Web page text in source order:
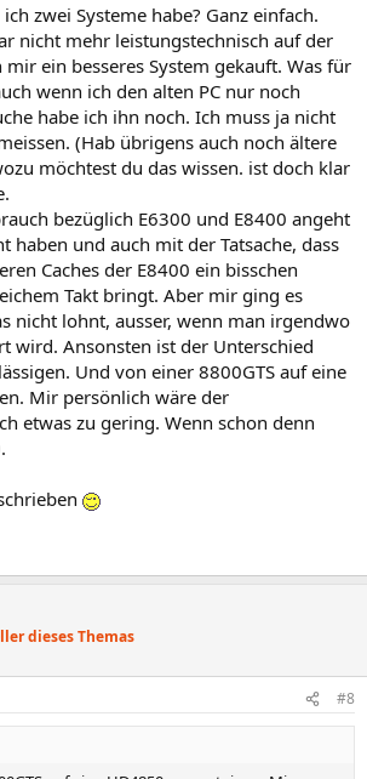
zwei Systeme habe? Ganz einfach.
nicht mehr leistungstechnisch auf der
mir ein besseres System gekauft. Was für
wenn ich den alten PC nur noch
habe ich ihn noch. Ich muss ja nicht
(Hab übrigens auch noch ältere
möchtest du das wissen. ist doch klar
bezüglich E6300 und E8400 angeht
haben und auch mit der Tatsache, dass
Caches der E8400 ein bisschen
Takt bringt. Aber mir ging es
nicht lohnt, ausser, wenn man irgendwo
wird. Ansonsten ist der Unterschied
Und von einer 8800GTS auf eine
Mir persönlich wäre der
etwas zu gering. Wenn schon denn
dieses Themas
#8